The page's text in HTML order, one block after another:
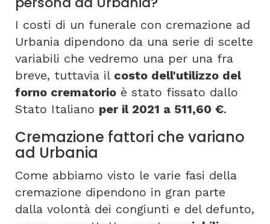
I costi di un funerale con cremazione ad
Urbania dipendono da una serie di scelte
variabili che vedremo una per una fra
breve, tuttavia il costo dell'utilizzo del
forno crematorio è stato fissato dallo
Stato Italiano per il 2021 a 511,60 €.
Cremazione fattori che variano
ad Urbania
Come abbiamo visto le varie fasi della
cremazione dipendono in gran parte
dalla volontà dei congiunti e del defunto,